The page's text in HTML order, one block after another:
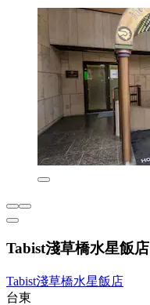
Tabist淺草橋水星飯店
Tabist淺草橋水星飯店
台東